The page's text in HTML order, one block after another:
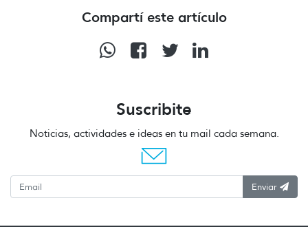
Compartí este artículo
Suscribite
Noticias, actividades e ideas en tu mail cada semana.
Enviar